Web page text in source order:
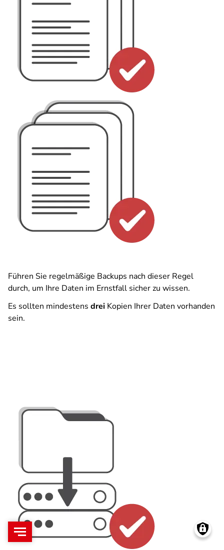
Führen Sie regelmäßige Backups nach dieser Regel
durch, um Ihre Daten im Ernstfall sicher zu wissen.
Es sollten mindestens drei Kopien Ihrer Daten vorhanden
sein.